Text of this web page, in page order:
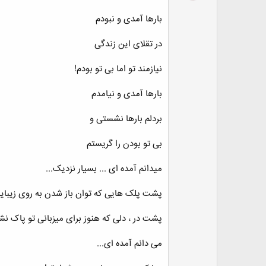
بارها آمدی و نبودم
در تقلای این زندگی
نیازمند تو اما بی تو بودم!
بارها آمدی و نیامدم
بردلم بارها نشستی و
بی تو بودن را گریستم
میدانم آمده ای ... بسیار نزدیک...
پشت پلک هایی که توان باز شدن به روی
پشت در ، دلی که هنوز برای میزبانی تو پاک
می دانم آمده ای...